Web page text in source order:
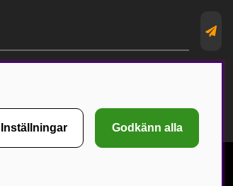
Inställningar Godkänn alla